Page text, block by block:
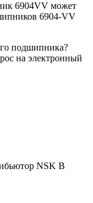
6904VV может
6904-VV
подшипника?
на электронный
NSK В